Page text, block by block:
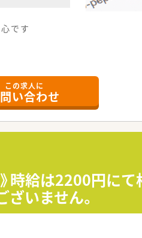
です
この求人に
い合わせ
時給は2200円に
いません。